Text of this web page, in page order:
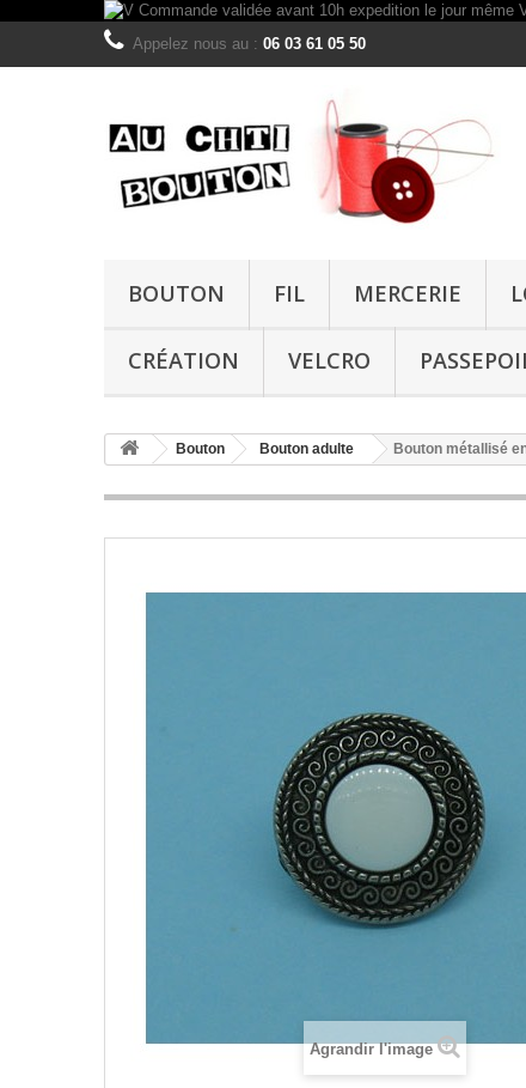
Appelez nous au : 06 03 61 05 50
BOUTON FIL MERCERIE
CRÉATION VELCRO
Bouton Bouton adulte Bouton métallisé
Agrandir l'image